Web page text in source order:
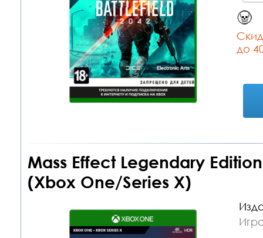
до
Mass Effect Legendary
(Xbox One/Series X)